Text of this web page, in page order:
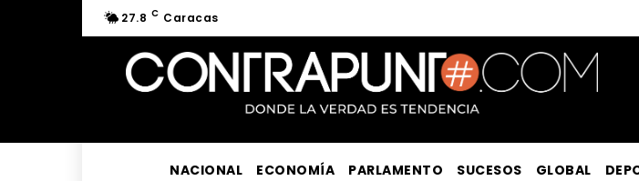
27.8 C Caracas
NACIONAL ECONOMÍA PARLAMENTO SUCESOS GLOBAL